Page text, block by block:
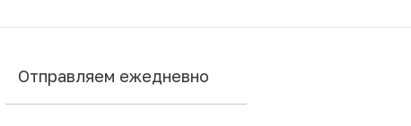
Отправляем ежедневно